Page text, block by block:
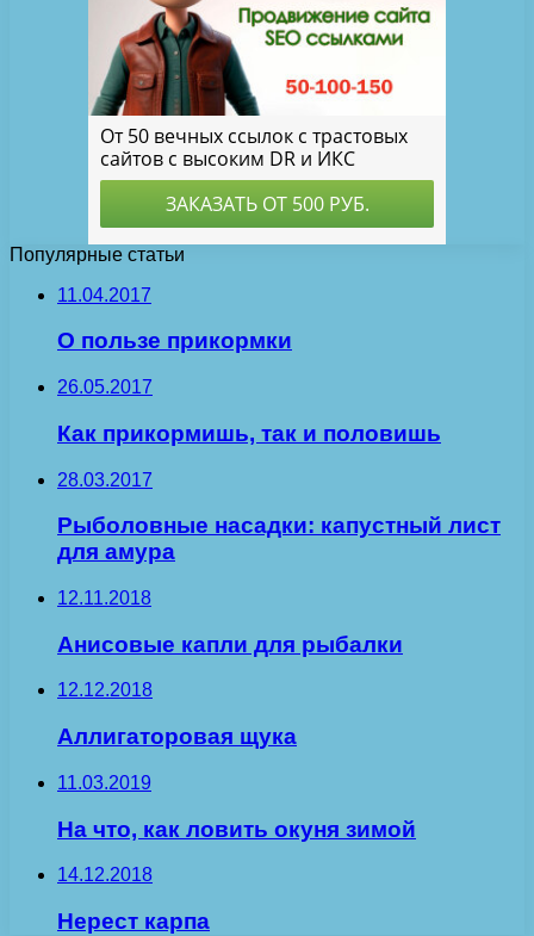
Популярные статьи
11.04.2017
О пользе прикормки
26.05.2017
Как прикормишь, так и половишь
28.03.2017
Рыболовные насадки: капустный лист
для амура
12.11.2018
Анисовые капли для рыбалки
12.12.2018
Аллигаторовая щука
11.03.2019
На что, как ловить окуня зимой
14.12.2018
Нерест карпа